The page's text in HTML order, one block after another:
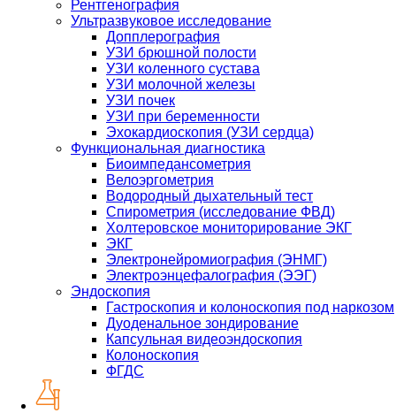
Рентгенография
Ультразвуковое исследование
Допплерография
УЗИ брюшной полости
УЗИ коленного сустава
УЗИ молочной железы
УЗИ почек
УЗИ при беременности
Эхокардиоскопия (УЗИ сердца)
Функциональная диагностика
Биоимпедансометрия
Велоэргометрия
Водородный дыхательный тест
Спирометрия (исследование ФВД)
Холтеровское мониторирование ЭКГ
ЭКГ
Электронейромиография (ЭНМГ)
Электроэнцефалография (ЭЭГ)
Эндоскопия
Гастроскопия и колоноскопия под наркозом
Дуоденальное зондирование
Капсульная видеоэндоскопия
Колоноскопия
ФГДС